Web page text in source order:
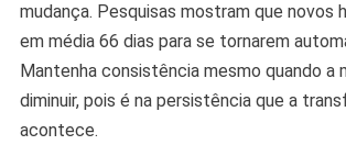
mudança. Pesquisas mostram que novos
em média 66 dias para se tornarem
Mantenha consistência mesmo quando a
diminuir, pois é na persistência que a
acontece.